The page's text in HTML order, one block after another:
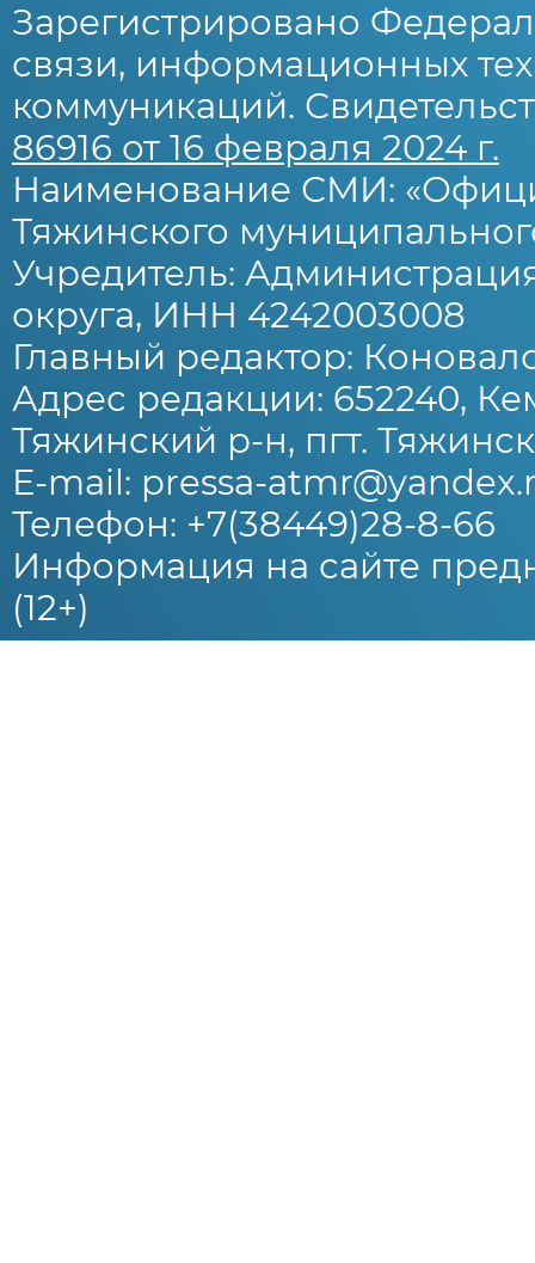
Зарегистрировано
связи, информационных
коммуникаций.
86916 от 16 февраля 2024 г.
Наименование СМИ:
Тяжинского
Учредитель:
округа, ИНН 4242003008
Главный редактор:
Адрес редакции: 652240,
Тяжинский р-н, пгт.
E-mail: pressa-
Телефон: +7(38449)28-8-66
Информация на сайте
(12+)